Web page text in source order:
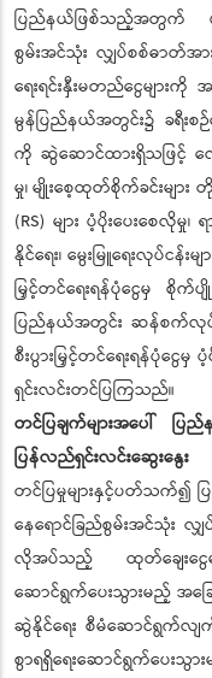
ပြည်နယ်ဖြစ်သည့်အတွက် ဟို
စွမ်းအင်သုံး လျှပ်စစ်ဓာတ်အ
ရေးရင်းနှီးမတည်ငွေများ
မွန်ပြည်နယ်အတွင်း၌ ခရီးစဉ်ဒ
ကို ဆွဲဆောင်ထားရှိသဖြင့် လေ
မှု၊ မျိုးစေ့ထုတ်စိုက်ခင်းများ
(RS) များ ပံ့ပိုးပေးစေလိုမှု
နိုင်ရေး၊ မွေးမြူရေးလုပ်ငန်
မြှင့်တင်ရေးရန်ပုံငွေမှ စိုက်ပျို
ပြည်နယ်အတွင်း ဆန်စက်လုပ်
စီးပွားမြှင့်တင်ရေးရန်ပုံငွေ
ရှင်းလင်းတင်ပြကြသည်။
တင်ပြချက်များအပေါ် ပြ
ပြန်လည်ရှင်းလင်းဆွေးနွေး
တင်ပြမှုများနှင့်ပတ်သက်၍
နေရောင်ခြည်စွမ်းအင်သုံး
လိုအပ်သည့် ထုတ်ချေးငွေမျ
ဆောင်ရွက်ပေးသွားမည့် အခြေအ
ဆွဲနိုင်ရေး စီမံဆောင်ရွက်လျက်ရှိ
စွာရရှိရေးဆောင်ရွက်ပေးသွား